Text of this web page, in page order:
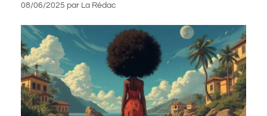
08/06/2025 par La Rédac